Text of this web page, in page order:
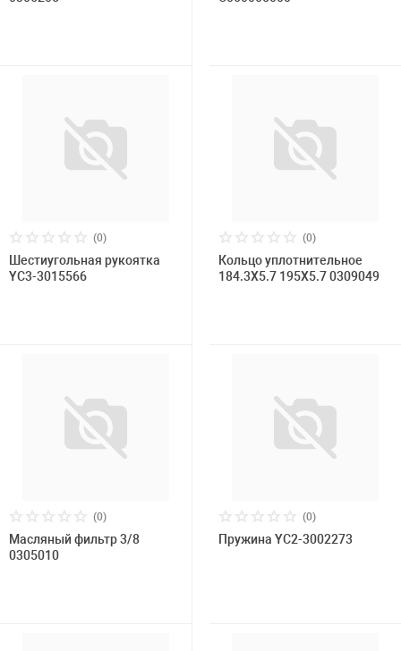
(0)
Шестиугольная рукоятка
YC3-3015566
(0)
Кольцо уплотнительное
184.3X5.7 195X5.7 0309049
(0)
Масляный фильтр 3/8
0305010
(0)
Пружина YC2-3002273